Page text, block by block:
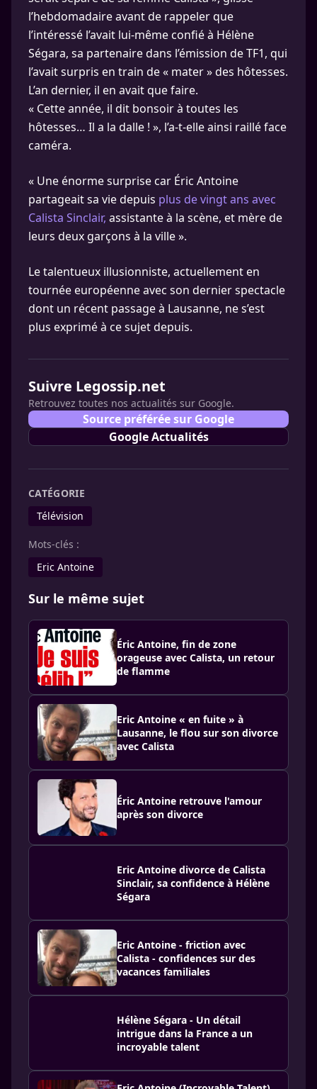
l’hebdomadaire avant de rappeler que
l’intéressé l’avait lui-même confié à Hélène
Ségara, sa partenaire dans l’émission de TF1, qui
l’avait surpris en train de « mater » des hôtesses.
L’an dernier, il en avait que faire.
« Cette année, il dit bonsoir à toutes les
hôtesses… Il a la dalle ! », l’a-t-elle ainsi raillé face
caméra.
« Une énorme surprise car Éric Antoine
partageait sa vie depuis plus de vingt ans avec
Calista Sinclair, assistante à la scène, et mère de
leurs deux garçons à la ville ».
Le talentueux illusionniste, actuellement en
tournée européenne avec son dernier spectacle
dont un récent passage à Lausanne, ne s’est
plus exprimé à ce sujet depuis.
Suivre Legossip.net
Retrouvez toutes nos actualités sur Google.
Source préférée sur Google
Google Actualités
CATÉGORIE
Télévision
Mots-clés :
Eric Antoine
Sur le même sujet
Éric Antoine, fin de zone
orageuse avec Calista, un retour
de flamme
Eric Antoine « en fuite » à
Lausanne, le flou sur son divorce
avec Calista
Éric Antoine retrouve l'amour
après son divorce
Eric Antoine divorce de Calista
Sinclair, sa confidence à Hélène
Ségara
Eric Antoine - friction avec
Calista - confidences sur des
vacances familiales
Hélène Ségara - Un détail
intrigue dans la France a un
incroyable talent